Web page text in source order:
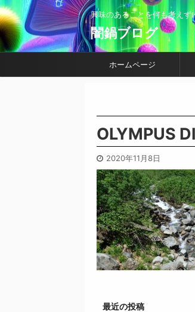
興味のあることを何も考えず
闇鍋ブログ
ホームページ
OLYMPUS
2020年11月8日
最近の投稿